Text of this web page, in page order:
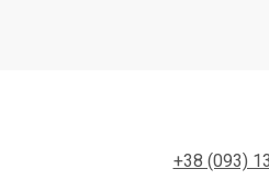
+38 (093)